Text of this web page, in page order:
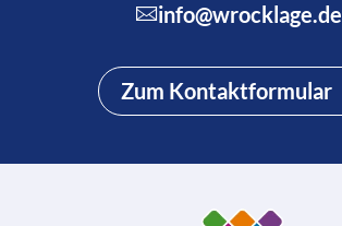
info@wrocklage.de
Zum Kontaktformular